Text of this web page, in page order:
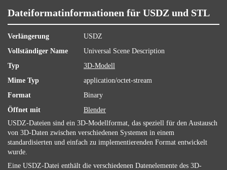
Dateiformatinformationen für USDZ und STL
Verlängerung
USDZ
Vollständiger Name
Universal Scene Description
Typ
3D-Modell
Mime Typ
application/octet-stream
Format
Binary
Öffnet mit
Blender
USDZ-Dateien sind ein 3D-Modellformat, das speziell für den Austausch
von 3D-Daten zwischen verschiedenen Systemen in einem
standardisierten und einfach zu implementierenden Format entwickelt
wurde.
Eine USDZ-Datei enthält die verschiedenen Datenelemente des 3D-